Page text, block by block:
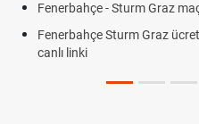
Fenerbahçe - Sturm Graz
Fenerbahçe Sturm Graz
canlı linki